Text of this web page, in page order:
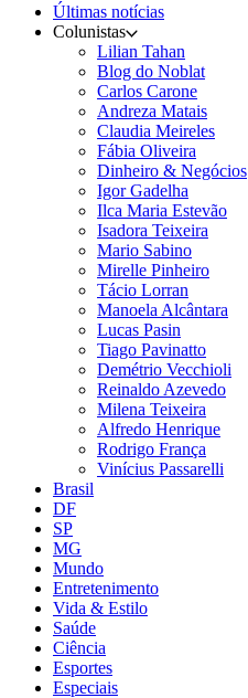
Últimas notícias
Colunistas
Lilian Tahan
Blog do Noblat
Carlos Carone
Andreza Matais
Claudia Meireles
Fábia Oliveira
Dinheiro & Negócios
Igor Gadelha
Ilca Maria Estevão
Isadora Teixeira
Mario Sabino
Mirelle Pinheiro
Tácio Lorran
Manoela Alcântara
Lucas Pasin
Tiago Pavinatto
Demétrio Vecchioli
Reinaldo Azevedo
Milena Teixeira
Alfredo Henrique
Rodrigo França
Vinícius Passarelli
Brasil
DF
SP
MG
Mundo
Entretenimento
Vida & Estilo
Saúde
Ciência
Esportes
Especiais